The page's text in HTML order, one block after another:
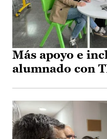
Más apoyo e
alumnado con